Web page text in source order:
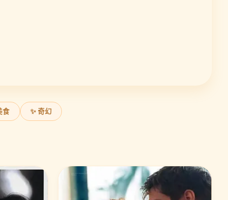
食 ✨ 奇幻